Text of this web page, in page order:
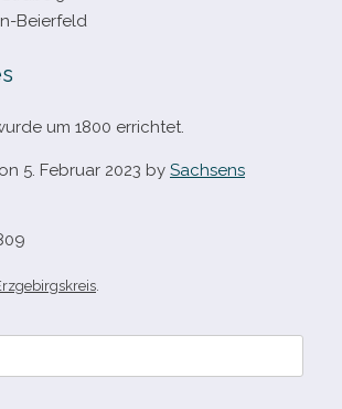
Beierfeld
um 1800 errichtet.
5. Februar 2023 by Sachsens